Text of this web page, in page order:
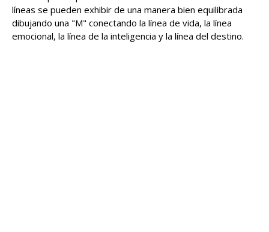
líneas se pueden exhibir de una manera bien equilibrada
dibujando una "M" conectando la línea de vida, la línea
emocional, la línea de la inteligencia y la línea del destino.